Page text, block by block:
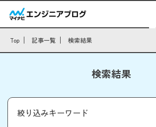
Top 記事一覧 検索結果
検索結果
絞り込みキーワード